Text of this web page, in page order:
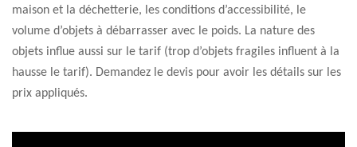
maison et la déchetterie, les conditions d’accessibilité, le
volume d’objets à débarrasser avec le poids. La nature des
objets influe aussi sur le tarif (trop d’objets fragiles influent à la
hausse le tarif). Demandez le devis pour avoir les détails sur les
prix appliqués.